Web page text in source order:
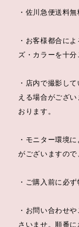
・佐川急便送料
・お客様都合に
ズ・カラーを十
・店内で撮影し
える場合がござ
おります。
・モニター環境
がございますので
・ご購入前に必
・お問い合わせ
さいませ。順番に